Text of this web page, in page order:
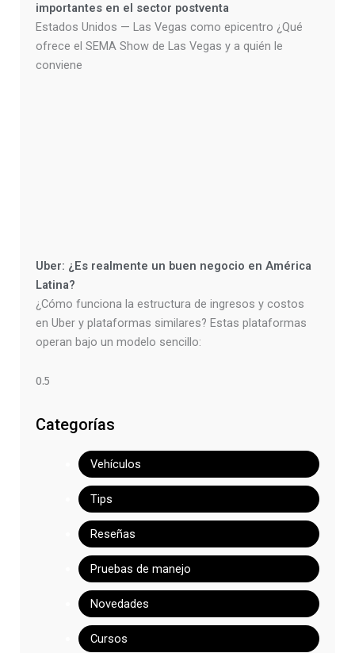
importantes en el sector postventa
Estados Unidos — Las Vegas como epicentro ¿Qué
ofrece el SEMA Show de Las Vegas y a quién le
conviene
Uber: ¿Es realmente un buen negocio en América
Latina?
¿Cómo funciona la estructura de ingresos y costos
en Uber y plataformas similares? Estas plataformas
operan bajo un modelo sencillo:
Categorías
Vehículos
Tips
Reseñas
Pruebas de manejo
Novedades
Cursos